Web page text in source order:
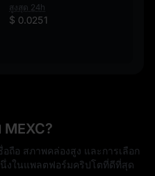
สูงสุด 24h
$ 0.0251
ถือ สภาพคล่องสูง และการเลือก
งในแพลตฟอร์มคริปโตที่ดีที่สุด